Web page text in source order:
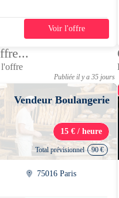
1 jour
Voir l'offre
l'offre
Publiée il y a 35 jours
Vendeur Boulangerie
15 € / heure
Total prévisionnel 90 €
75016 Paris